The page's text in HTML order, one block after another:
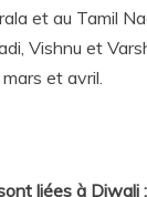
et au Tamil
Vishnu et
et avril.
liées à Diwali :